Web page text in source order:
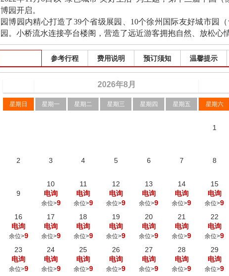
博园开启。
园博园内精心打造了39个省级展园、10个徐州国际友好城市园
园。小桥流水连接亭台楼阁，营造了远近游客拥抱自然、放松心
参考行程 费用说明 预订须知 温馨提示
2026年8月
星期日 星期一 星期二 星期三 星期四 星期五 星期六
1
2 3 4 5 6 7 8
9
10
电询
余位>9
11
电询
余位>9
12
电询
余位>9
13
电询
余位>9
14
电询
余位>9
15
电询
余位>9
16
电询
余位>9
17
电询
余位>9
18
电询
余位>9
19
电询
余位>9
20
电询
余位>9
21
电询
余位>9
22
电询
余位>9
23
电询
余位>9
24
电询
余位>9
25
电询
余位>9
26
电询
余位>9
27
电询
余位>9
28
电询
余位>9
29
电询
余位>9